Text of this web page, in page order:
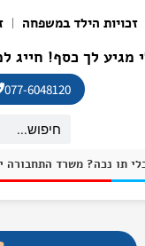
זכויות הילד במשפחה
מגיע לך כסף! חייג
077-6048120